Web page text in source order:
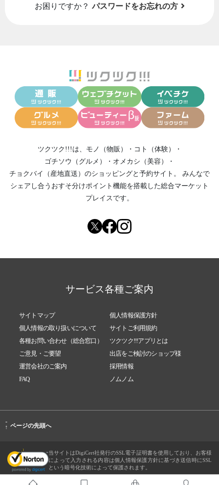
お困りですか？ パスワードをお忘れの方
ツクツク!!!は、 モノ（物販） ・ コト（体験）
・
ゴチソウ（グルメ）
・ オメカシ（美容）
・
チョクバイ（産地直送） のショッピングと予約サイト。
みんなで
シェアし合う おすそ分けポイント機能を搭載した総合マーケット
プレイスです。
サービス各種ご案内
サイトマップ
個人情報保護方針
個人情報の取り扱いについて
サイトご利用規約
各種お問い合わせ（総合窓口）
ツクツク!!!アプリとは
ご意見・ご要望
出店をご検討のショップ様
運営会社のご案内
採用情報
FAQ
ノムノム
-
↑ ページの先頭へ
当サイトはDigiCert社発行のSSL電子証明書を使用しており、お客様
によって入力される内容は個人情報保護方針に基づき送信時にSSL
という暗号化技術によって保護されます。